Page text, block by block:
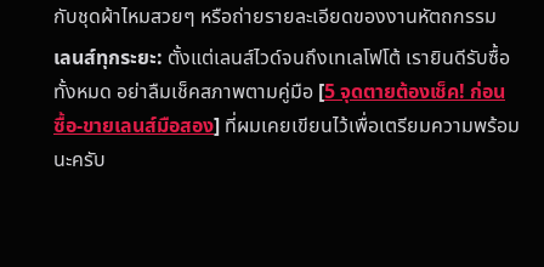
กับชุดผ้าไหมสวยๆ หรือถ่ายรายละเอียดของงานหัตถกรรม
เลนส์ทุกระยะ: ตั้งแต่เลนส์ไวด์จนถึงเทเลโฟโต้ เรายินดีรับซื้อ
ทั้งหมด อย่าลืมเช็คสภาพตามคู่มือ [5 จุดตายต้องเช็ค! ก่อน
ซื้อ-ขายเลนส์มือสอง] ที่ผมเคยเขียนไว้เพื่อเตรียมความพร้อม
นะครับ